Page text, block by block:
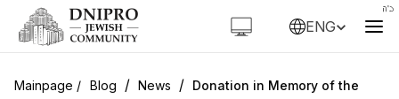
ENG
Blog / News / Donation in Memory of the